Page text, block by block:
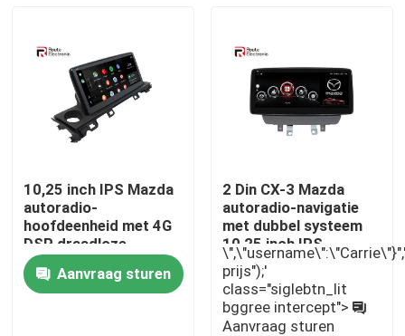
Thuis
10,25 inch IPS Mazda
autoradio-
hoofdeenheid met 4G
DSP draadloze
Carplay
Aanvraag sturen
2 Din CX-3 Mazda
autoradio-navigatie
met dubbel systeem
10,25 inch IPS-
scherm
prijs");'
class="siglebtn_lit
bggree intercept">
Aanvraag sturen